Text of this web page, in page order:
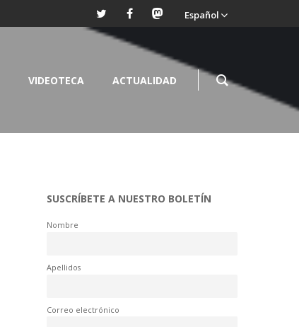
Español
VIDEOTECA ACTUALIDAD
SUSCRÍBETE A NUESTRO BOLETÍN
Nombre
Apellidos
Correo electrónico